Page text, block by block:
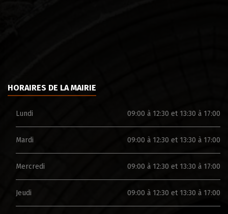
HORAIRES DE LA MAIRIE
Lundi 09:00 à 12:30 et 13:30 à 17:00
Mardi 09:00 à 12:30 et 13:30 à 17:00
Mercredi 09:00 à 12:30 et 13:30 à 17:00
Jeudi 09:00 à 12:30 et 13:30 à 17:00